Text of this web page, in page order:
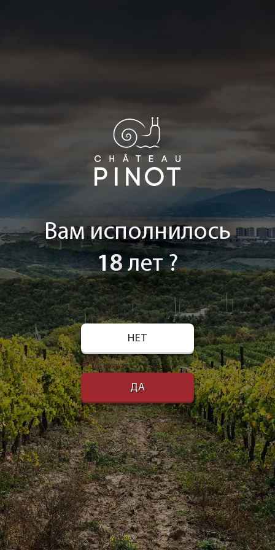
Вам исполнилось
18лет ?
НЕТ
ДА